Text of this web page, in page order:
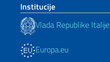
Institucije
Vlada Republike Italije
Europa.eu